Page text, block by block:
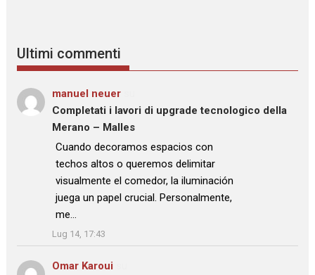
Ultimi commenti
manuel neuer
Completati i lavori di upgrade tecnologico della
Merano – Malles
: “
Cuando decoramos espacios con
techos altos o queremos delimitar
visualmente el comedor, la iluminación
juega un papel crucial. Personalmente,
me…
”
Lug 14, 17:43
Omar Karoui